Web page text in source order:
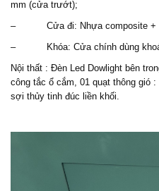
mm (cửa trướt);
– Cửa đi: Nhựa composite +
– Khóa: Cửa chính dùng khoá
Nội thất : Đèn Led Dowlight bên
công tắc ổ cắm, 01 quạt thông gió
sợi thủy tinh đúc liền khối.